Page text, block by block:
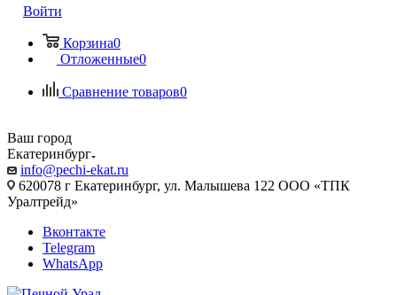
Войти
Корзина0
Отложенные0
Сравнение товаров0
Ваш город
Екатеринбург
info@pechi-ekat.ru
620078 г Екатеринбург, ул. Малышева 122 ООО «ТПК
Уралтрейд»
Вконтакте
Telegram
WhatsApp